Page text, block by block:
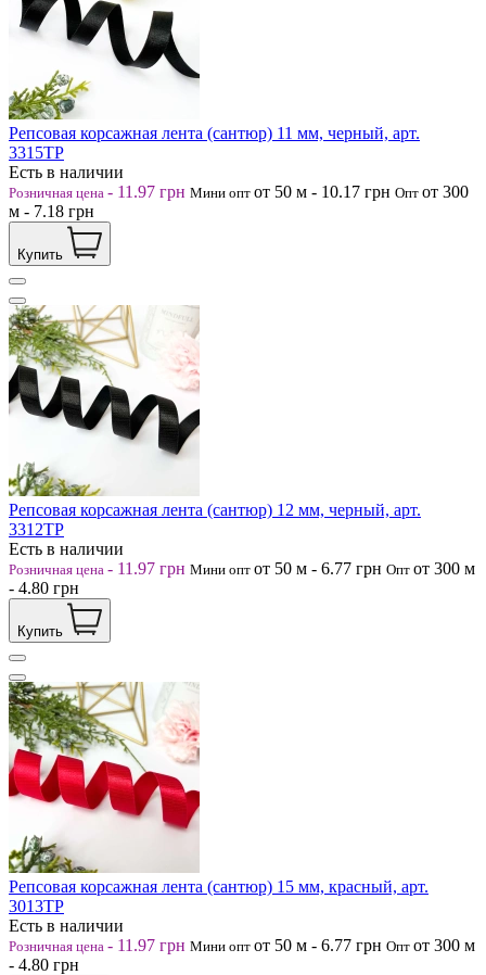
Репсовая корсажная лента (сантюр) 11 мм, черный, арт.
3315ТР
Есть в наличии
Розничная цена - 11.97 грн Мини опт от 50 м - 10.17 грн Опт от 300
м - 7.18 грн
Купить
Репсовая корсажная лента (сантюр) 12 мм, черный, арт.
3312ТР
Есть в наличии
Розничная цена - 11.97 грн Мини опт от 50 м - 6.77 грн Опт от 300 м
- 4.80 грн
Купить
Репсовая корсажная лента (сантюр) 15 мм, красный, арт.
3013ТР
Есть в наличии
Розничная цена - 11.97 грн Мини опт от 50 м - 6.77 грн Опт от 300 м
- 4.80 грн